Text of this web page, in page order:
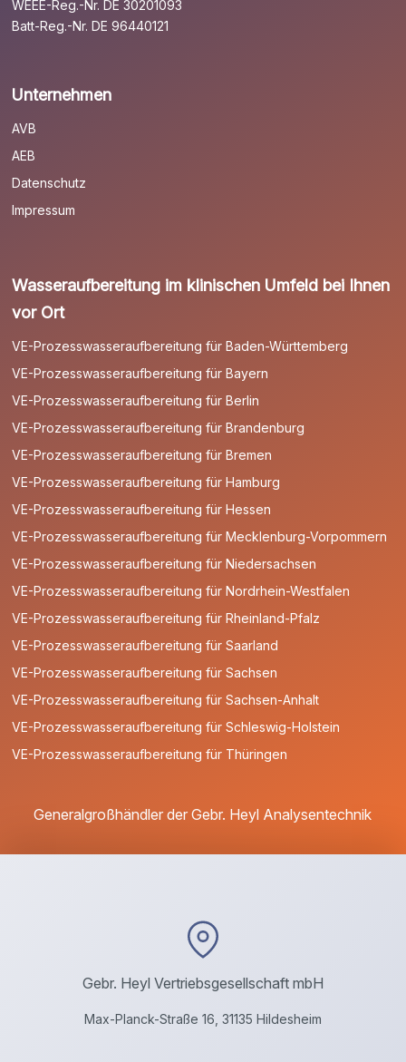
WEEE-Reg.-Nr. DE 30201093
Batt-Reg.-Nr. DE 96440121
Unternehmen
AVB
AEB
Datenschutz
Impressum
Wasseraufbereitung im klinischen Umfeld bei Ihnen
vor Ort
VE-Prozesswasseraufbereitung für Baden-Württemberg
VE-Prozesswasseraufbereitung für Bayern
VE-Prozesswasseraufbereitung für Berlin
VE-Prozesswasseraufbereitung für Brandenburg
VE-Prozesswasseraufbereitung für Bremen
VE-Prozesswasseraufbereitung für Hamburg
VE-Prozesswasseraufbereitung für Hessen
VE-Prozesswasseraufbereitung für Mecklenburg-Vorpommern
VE-Prozesswasseraufbereitung für Niedersachsen
VE-Prozesswasseraufbereitung für Nordrhein-Westfalen
VE-Prozesswasseraufbereitung für Rheinland-Pfalz
VE-Prozesswasseraufbereitung für Saarland
VE-Prozesswasseraufbereitung für Sachsen
VE-Prozesswasseraufbereitung für Sachsen-Anhalt
VE-Prozesswasseraufbereitung für Schleswig-Holstein
VE-Prozesswasseraufbereitung für Thüringen
Generalgroßhändler der Gebr. Heyl Analysentechnik
Gebr. Heyl Vertriebsgesellschaft mbH
Max-Planck-Straße 16, 31135 Hildesheim